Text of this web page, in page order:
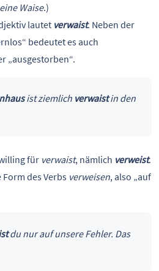
Waise.)
lautet verwaist. Neben der
bedeutet es auch
„ausgestorben“.
ist ziemlich verwaistin den
für verwaist, nämlich verweist.
des Verbs verweisen, also „auf
du nur auf unsere Fehler. Das